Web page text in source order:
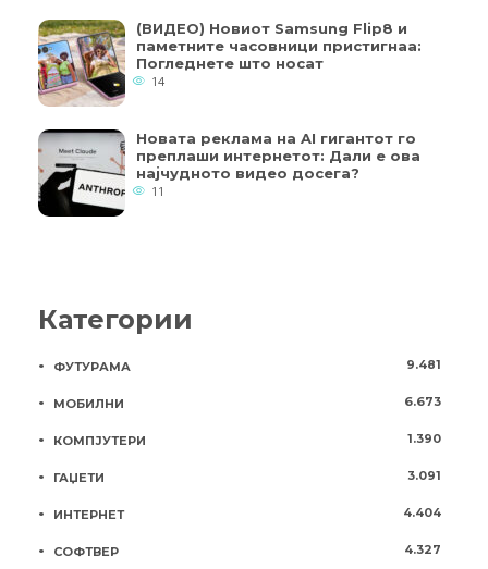
(ВИДЕО) Новиот Samsung Flip8 и
паметните часовници пристигнаа:
Погледнете што носат
14
Новата реклама на AI гигантот го
преплаши интернетот: Дали е ова
најчудното видео досега?
11
Категории
ФУТУРАМА 9.481
МОБИЛНИ 6.673
КОМПЈУТЕРИ 1.390
ГАЏЕТИ 3.091
ИНТЕРНЕТ 4.404
СОФТВЕР 4.327